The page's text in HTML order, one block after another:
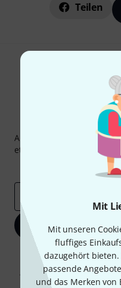
Mit
Mit unseren
fluffiges
dazugehört
passende
und das Merken von
Teilen
Abonniere den Thomann
etwas Glück einen von
Inspirierende Beiträge
Mit Klick auf „Jetzt
Werbung und einer Messung
Abmeldung ist jederzeit
unseren